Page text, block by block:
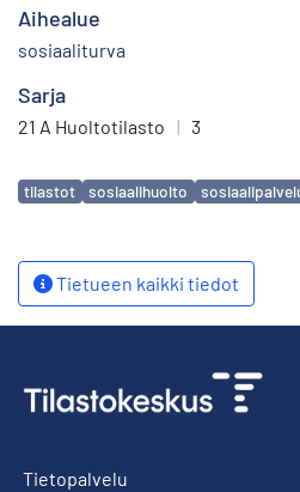
Aihealue
sosiaaliturva
Sarja
21 A Huoltotilasto | 3
Avainsanat
tilastot sosiaalihuolto
Tietueen kaikki tiedot
Tietopalvelu